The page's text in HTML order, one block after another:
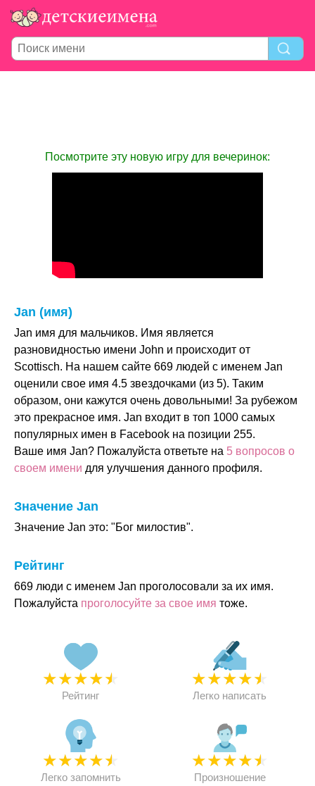
Посмотрите эту новую игру для вечеринок:
Jan (имя)
Jan имя для мальчиков. Имя является
разновидностью имени John и происходит от
Scottisch. На нашем сайте 669 людей с именем Jan
оценили свое имя 4.5 звездочками (из 5). Таким
образом, они кажутся очень довольными! За рубежом
это прекрасное имя. Jan входит в топ 1000 самых
популярных имен в Facebook на позиции 255.
Ваше имя Jan? Пожалуйста ответьте на 5 вопросов о
своем имени для улучшения данного профиля.
Значение Jan
Значение Jan это: "Бог милостив".
Рейтинг
669 люди с именем Jan проголосовали за их имя.
Пожалуйста проголосуйте за свое имя тоже.
★★★★★
Рейтинг
★★★★★
Легко написать
★★★★★
Легко запомнить
★★★★★
Произношение